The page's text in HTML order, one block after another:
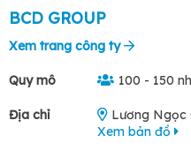
BCD GROUP
Xem trang công ty
Quy mô 100 - 150
Địa chỉ
Lương Ngọc
Xem bản đồ